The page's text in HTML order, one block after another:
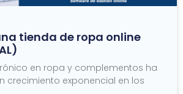
tienda de ropa online
en ropa y complementos ha
crecimiento exponencial en los